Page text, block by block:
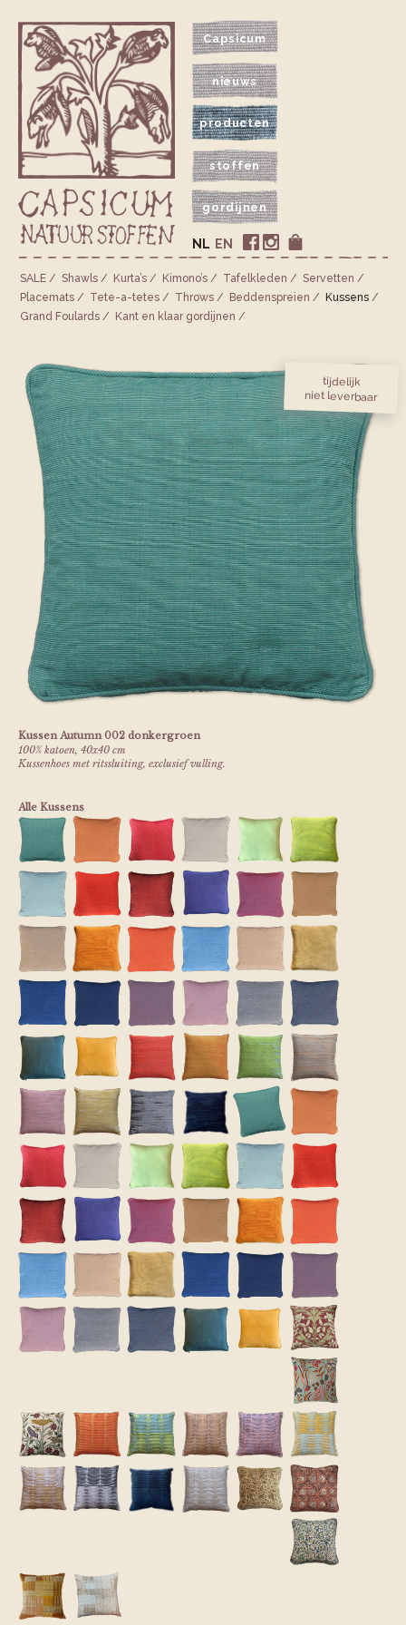
Capsicum
nieuws
producten
stoffen
gordijnen
EN
NL
SALE Shawls Kurta’s Kimono’s Tafelkleden
Servetten
Placemats
Tete-a-tetes Throws Bedden­spreien
Kussens
Grand Foulards
Kant en klaar gordijnen
Kussen Autumn 002 donkergroen
100% katoen, 40x40 cm
Kussenhoes met ritssluiting, exclusief vulling.
tijdelijk
niet leverbaar
Alle Kussens